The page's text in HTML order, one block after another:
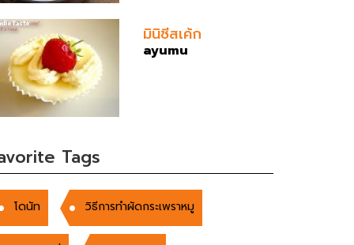
มินิซีสเค้ก
ayumu
Tags
โดนัท วิธีการทำผัดกระเพราหมู